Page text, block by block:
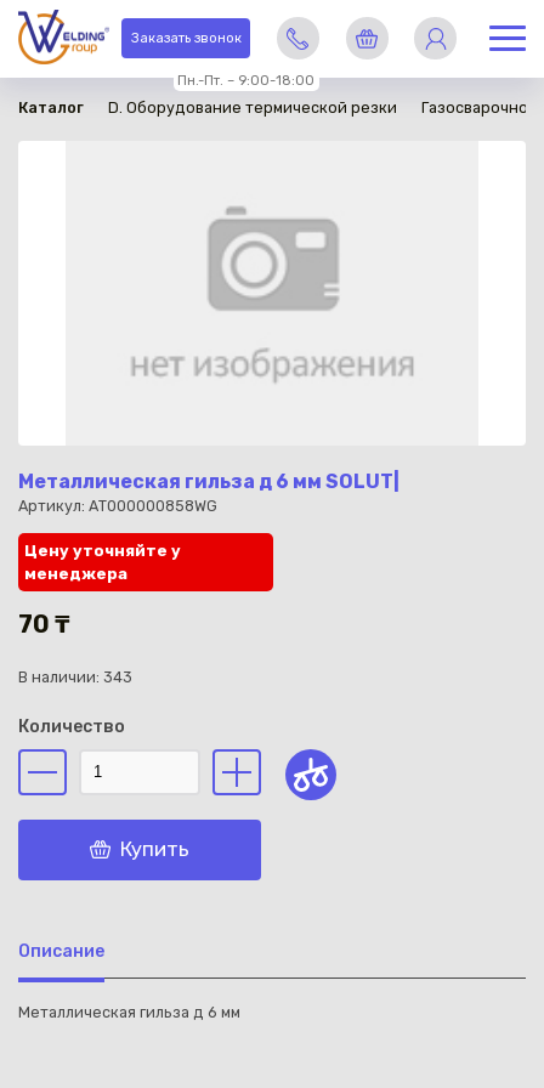
Заказать звонок
Пн.-Пт. – 9:00-18:00
Каталог D. Оборудование термической резки
Металлическая гильза д 6 мм SOLUT|
Артикул: АТ000000858WG
в наличии
Цену уточняйте у
менеджера
70 ₸
В наличии: 343
Количество
Купить
Описание
Металлическая гильза д 6 мм